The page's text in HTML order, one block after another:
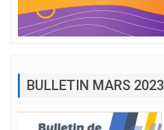
BULLETIN MARS 2023